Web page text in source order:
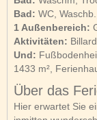
Bad: WC,
1 Außenbereich:
Aktivitäten:
Und:
1433 m²,
Über das
Hier erwartet Sie